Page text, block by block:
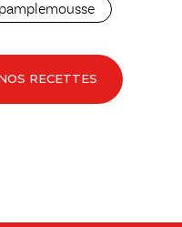
RECETTES